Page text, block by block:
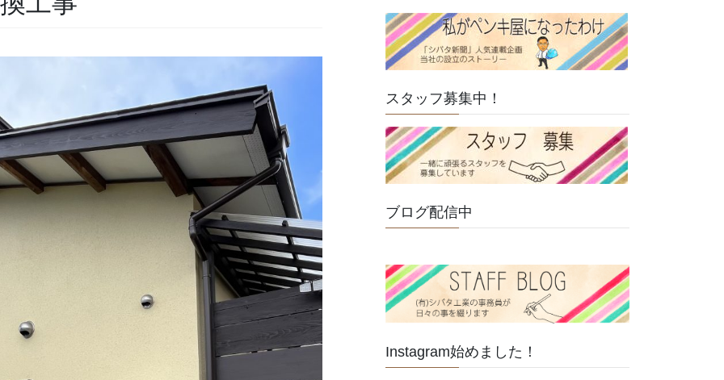
スタッフ募集中！
ブログ配信中
Instagram始めました！